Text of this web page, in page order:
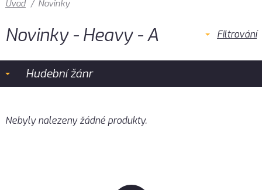
Úvod / Novinky
Novinky - Heavy - A Filtrování
Hudební žánr
Nebyly nalezeny žádné produkty.